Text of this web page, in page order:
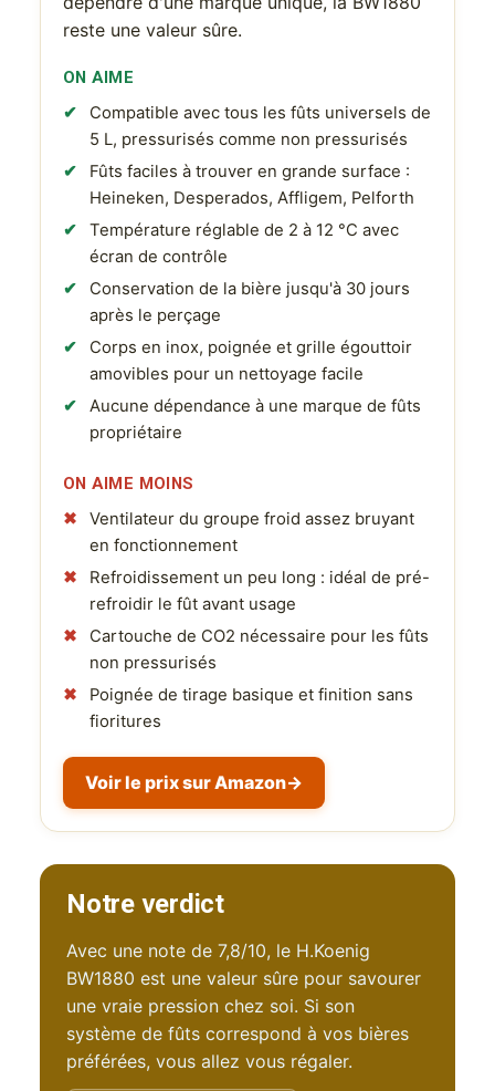
reste une valeur sûre.
ON AIME
Compatible avec tous les fûts universels de
5 L, pressurisés comme non pressurisés
Fûts faciles à trouver en grande surface :
Heineken, Desperados, Affligem, Pelforth
Température réglable de 2 à 12 °C avec
écran de contrôle
Conservation de la bière jusqu'à 30 jours
après le perçage
Corps en inox, poignée et grille égouttoir
amovibles pour un nettoyage facile
Aucune dépendance à une marque de fûts
propriétaire
ON AIME MOINS
Ventilateur du groupe froid assez bruyant
en fonctionnement
Refroidissement un peu long : idéal de pré-
refroidir le fût avant usage
Cartouche de CO2 nécessaire pour les fûts
non pressurisés
Poignée de tirage basique et finition sans
fioritures
Voir le prix sur Amazon→
Notre verdict
Avec une note de 7,8/10, le H.Koenig
BW1880 est une valeur sûre pour savourer
une vraie pression chez soi. Si son
système de fûts correspond à vos bières
préférées, vous allez vous régaler.